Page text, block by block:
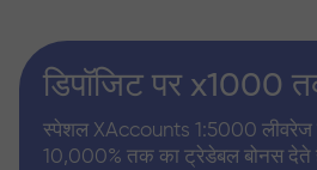
डिपॉजिट पर x1000
स्पेशल XAccounts 1:5000
10,000% तक का ट्रेडेबल बोनस